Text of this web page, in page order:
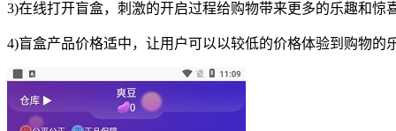
3)在线打开盲盒，刺激的开启过程给购物带来更多的乐趣和惊喜
4)盲盒产品价格适中，让用户可以以较低的价格体验到购物的